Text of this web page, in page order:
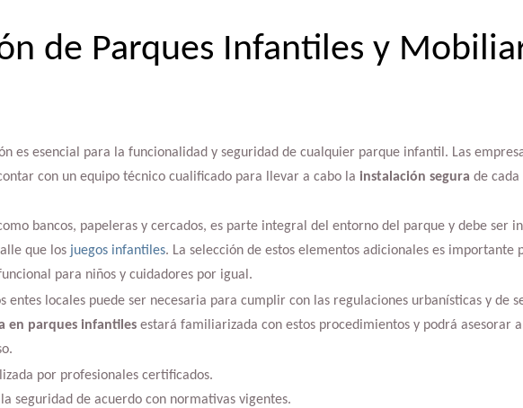
de Parques Infantiles y
es esencial para la funcionalidad y seguridad de cualquier parque infantil. Las
con un equipo técnico cualificado para llevar a cabo la instalación segura de
bancos, papeleras y cercados, es parte integral del entorno del parque y debe ser
que los juegos infantiles. La selección de estos elementos adicionales es importante
para niños y cuidadores por igual.
entes locales puede ser necesaria para cumplir con las regulaciones urbanísticas y de
en parques infantilesestará familiarizada con estos procedimientos y podrá asesorar
por profesionales certificados.
seguridad de acuerdo con normativas vigentes.